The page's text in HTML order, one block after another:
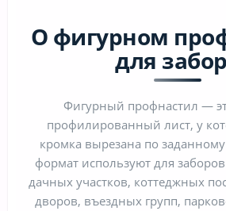
О фигурном
для
Фигурный профнастил —
профилированный лист, у
кромка вырезана по
формат используют для
дачных участков, коттеджных
дворов, въездных групп,